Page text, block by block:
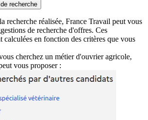
recherche
recherche réalisée, France Travail peut vous
de recherche d'offres. Ces
calculées en fonction des critères que vous
cherchez un métier d'ouvrier agricole,
vous proposer :